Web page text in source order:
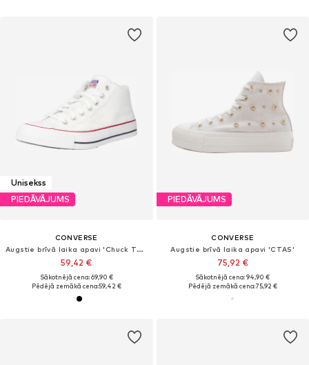
Unisekss
PIEDĀVĀJUMS
CONVERSE
Augstie brīvā laika apavi 'Chuck Taylor All Star Malden Street'
59,42 €
Sākotnējā cena: 69,90 €
Pēdējā zemākā cena:59,42 €
PIEDĀVĀJUMS
CONVERSE
Augstie brīvā laika apavi 'CTAS'
75,92 €
Sākotnējā cena: 94,90 €
Pēdējā zemākā cena:75,92 €